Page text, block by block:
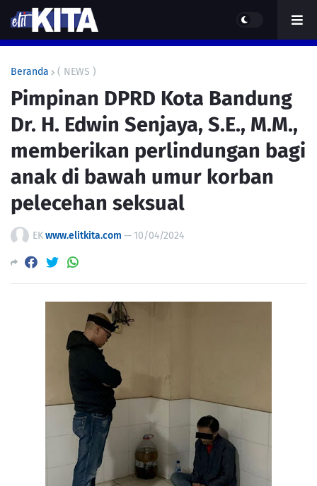
Beranda ( NEWS )
Pimpinan DPRD Kota Bandung
Dr. H. Edwin Senjaya, S.E., M.M.,
memberikan perlindungan bagi
anak di bawah umur korban
pelecehan seksual
EKwww.elitkita.com — 10/04/2024